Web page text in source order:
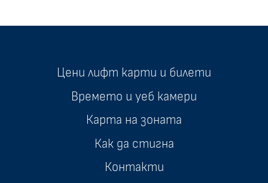
Цени лифт карти и билети
Времето и уеб камери
Карта на зоната
Как да стигна
Контакти